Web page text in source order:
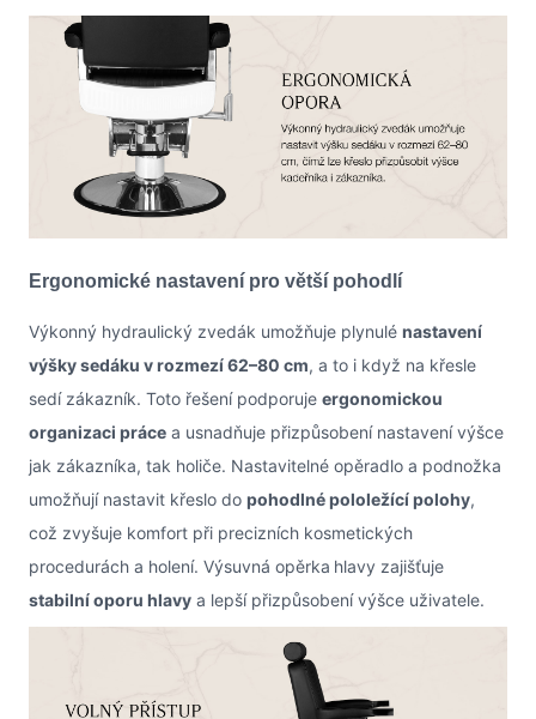
Ergonomické nastavení pro větší pohodlí
Výkonný hydraulický zvedák umožňuje plynulé nastavení
výšky sedáku v rozmezí 62–80 cm, a to i když na křesle
sedí zákazník. Toto řešení podporuje ergonomickou
organizaci práce a usnadňuje přizpůsobení nastavení výšce
jak zákazníka, tak holiče. Nastavitelné opěradlo a podnožka
umožňují nastavit křeslo do pohodlné pololežící polohy,
což zvyšuje komfort při precizních kosmetických
procedurách a holení. Výsuvná opěrka hlavy zajišťuje
stabilní oporu hlavy a lepší přizpůsobení výšce uživatele.